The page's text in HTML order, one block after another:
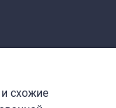
схожие